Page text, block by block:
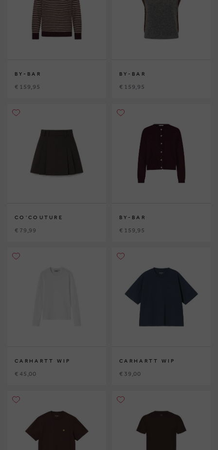
BY-BAR
€ 159,95
BY-BAR
€ 159,95
CO'COUTURE
€ 79,99
BY-BAR
€ 159,95
CARHARTT WIP
€ 45,00
CARHARTT WIP
€ 39,00